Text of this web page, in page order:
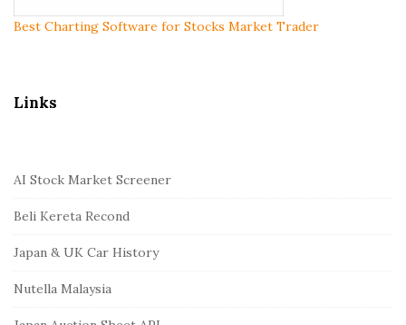
Best Charting Software for Stocks Market Trader
Links
AI Stock Market Screener
Beli Kereta Recond
Japan & UK Car History
Nutella Malaysia